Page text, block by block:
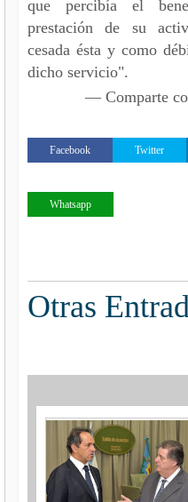
que percibía el
prestación de su
cesada ésta y como
dicho servicio".
— Comparte
Facebook Twitter
Whatsapp
Otras